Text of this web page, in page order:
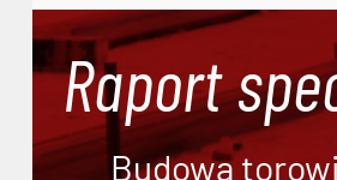
Raport
Budowa